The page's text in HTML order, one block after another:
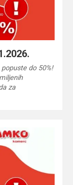
do 50%!
za